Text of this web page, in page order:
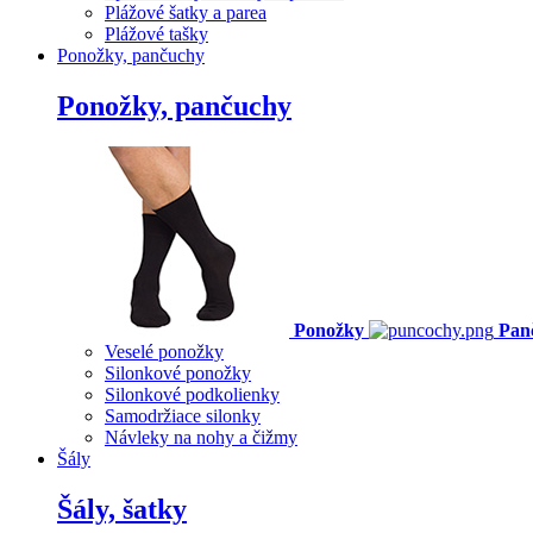
Plážové šatky a parea
Plážové tašky
Ponožky, pančuchy
Ponožky, pančuchy
Ponožky
Veselé ponožky
Silonkové ponožky
Silonkové podkolienky
Samodržiace silonky
Návleky na nohy a čižmy
Šály
Šály, šatky